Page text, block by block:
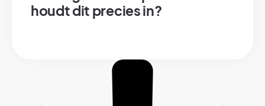
houdt dit precies in?